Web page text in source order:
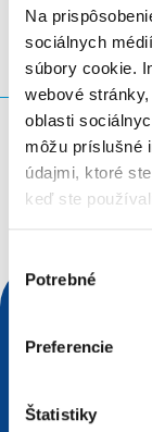
Na
sociálnych
súbory cookie.
webové
oblasti
môžu príslušné
údajmi, ktoré
keď ste
súhlasu
Potrebné
Preferencie
Štatistiky
Čo
Vyhľadávacia